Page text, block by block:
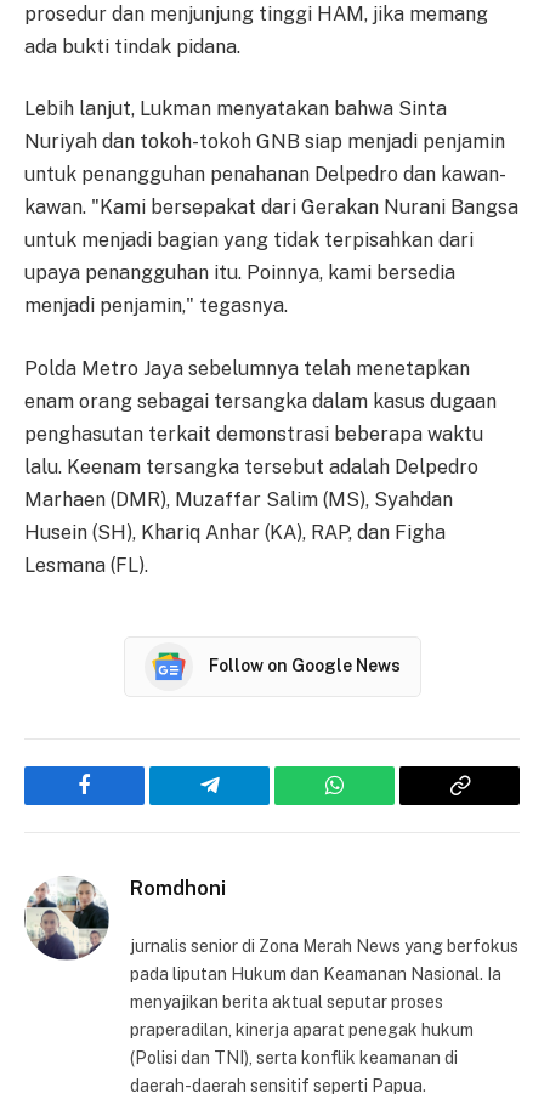
prosedur dan menjunjung tinggi HAM, jika memang
ada bukti tindak pidana.
Lebih lanjut, Lukman menyatakan bahwa Sinta
Nuriyah dan tokoh-tokoh GNB siap menjadi penjamin
untuk penangguhan penahanan Delpedro dan kawan-
kawan. "Kami bersepakat dari Gerakan Nurani Bangsa
untuk menjadi bagian yang tidak terpisahkan dari
upaya penangguhan itu. Poinnya, kami bersedia
menjadi penjamin," tegasnya.
Polda Metro Jaya sebelumnya telah menetapkan
enam orang sebagai tersangka dalam kasus dugaan
penghasutan terkait demonstrasi beberapa waktu
lalu. Keenam tersangka tersebut adalah Delpedro
Marhaen (DMR), Muzaffar Salim (MS), Syahdan
Husein (SH), Khariq Anhar (KA), RAP, dan Figha
Lesmana (FL).
Follow on Google News
Facebook Telegram WhatsApp
Copy
Romdhoni
jurnalis senior di Zona Merah News yang berfokus
pada liputan Hukum dan Keamanan Nasional. Ia
menyajikan berita aktual seputar proses
praperadilan, kinerja aparat penegak hukum
(Polisi dan TNI), serta konflik keamanan di
daerah-daerah sensitif seperti Papua.